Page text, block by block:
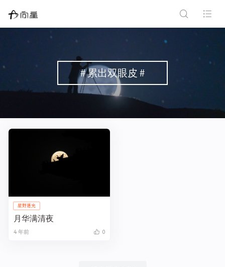
# 累出双眼皮 #
星野逐光
月华满清夜
4 年前 0